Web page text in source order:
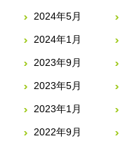
2024年5月
2024年1月
2023年9月
2023年5月
2023年1月
2022年9月